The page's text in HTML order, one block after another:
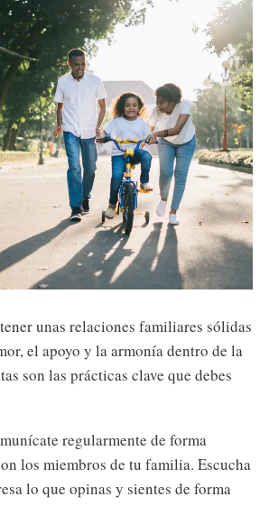
unas relaciones familiares sólidas
el apoyo y la armonía dentro de la
son las prácticas clave que debes
regularmente de forma
los miembros de tu familia. Escucha
lo que opinas y sientes de forma